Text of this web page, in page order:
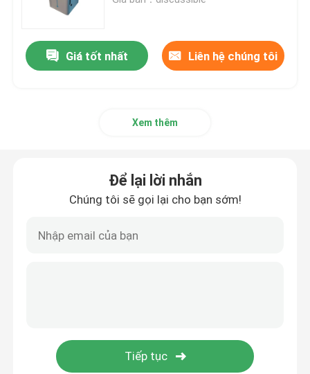
Máy phát hơi nước EM (Steam Generator)
Giá tốt nhất Liên hệ chúng tôi
Xem thêm
Để lại lời nhắn
Chúng tôi sẽ gọi lại cho bạn sớm!